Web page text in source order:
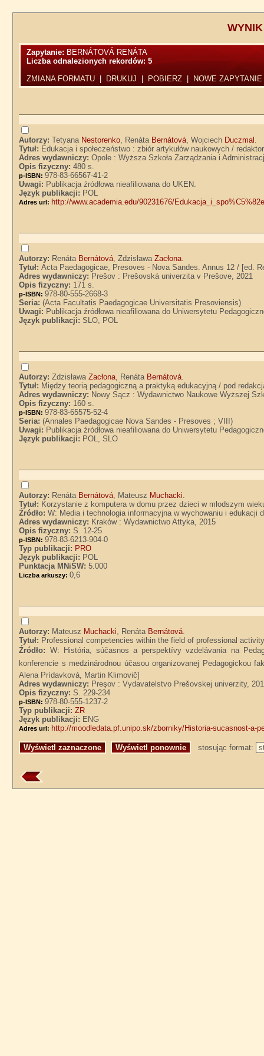
Zapytanie: BERNÁTOVÁ RENÁTA
Liczba odnalezionych rekordów:5
ZMIANA FORMATU
DRUKUJ POBIERZ NOWE ZAPYTANIE
Autorzy:Tetyana Nestorenko, Renáta Bernátová, Wojciech Duczmal .
Tytuł: Edukacja i społeczeństwo : zbiór artykułów naukowych /
Adres wydawniczy:Opole : Wyższa Szkoła Zarządzania i
Opis fizyczny:480 s.
p-ISBN:978-83-66567-41-2
Uwagi: Publikacja źródłowa nieafiliowana do UKEN.
Język publikacji: POL
Adres url: http://www.academia.edu/90231676/
Autorzy: Renáta Bernátová, ZdzisławaZacłona.
Tytuł:Acta Paedagogicae, Presoves - Nova Sandes. Annus 12 / [ed.
Adres wydawniczy: Prešov : Prešovská univerzita v Prešove, 2021
Opis fizyczny: 171 s.
p-ISBN:978-80-555-2668-3
Seria:(Acta Facultatis Paedagogicae Universitatis Presoviensis)
Uwagi: Publikacja źródłowa nieafiliowana do Uniwersytetu
Język publikacji:SLO, POL
Autorzy:ZdzisławaZacłona, Renáta Bernátová.
Tytuł: Między teorią pedagogiczną a praktyką edukacyjną / pod
Adres wydawniczy: Nowy Sącz : Wydawnictwo Naukowe Wyższej
Opis fizyczny: 160 s.
p-ISBN:978-83-65575-52-4
Seria:(Annales Paedagogicae Nova Sandes - Presoves ; VIII)
Uwagi: Publikacja źródłowa nieafiliowana do Uniwersytetu
Język publikacji: POL, SLO
Autorzy: Renáta Bernátová, Mateusz Muchacki.
Tytuł: Korzystanie z komputera w domu przez dzieci w młodszym
Źródło:W: Media i technologia informacyjna w wychowaniu i edukacji
Adres wydawniczy: Kraków : Wydawnictwo Attyka, 2015
Opis fizyczny:S. 12-25
p-ISBN:978-83-6213-904-0
Typ publikacji: PRO
Język publikacji: POL
Punktacja MNiSW:5.000
Liczba arkuszy:0,6
Autorzy: Mateusz Muchacki, Renáta Bernátová.
Tytuł: Professional competencies within the field of professional
Źródło: W: História, súčasnos a perspektívy vzdelávania na
konferencie s medzinárodnou účasou organizovanej
Alena Prídavková, Martin Klimovič]
Adres wydawniczy: Preşov : Vydavatelstvo Prešovskej univerzity,
Opis fizyczny:S. 229-234
p-ISBN:978-80-555-1237-2
Typ publikacji:ZR
Język publikacji: ENG
Adres url: http://moodledata.pf.unipo.sk/zborniky/Historia-sucasnost-a-
stosując format: